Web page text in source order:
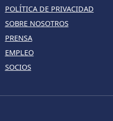
POLÍTICA DE PRIVACIDAD
SOBRE NOSOTROS
PRENSA
EMPLEO
SOCIOS